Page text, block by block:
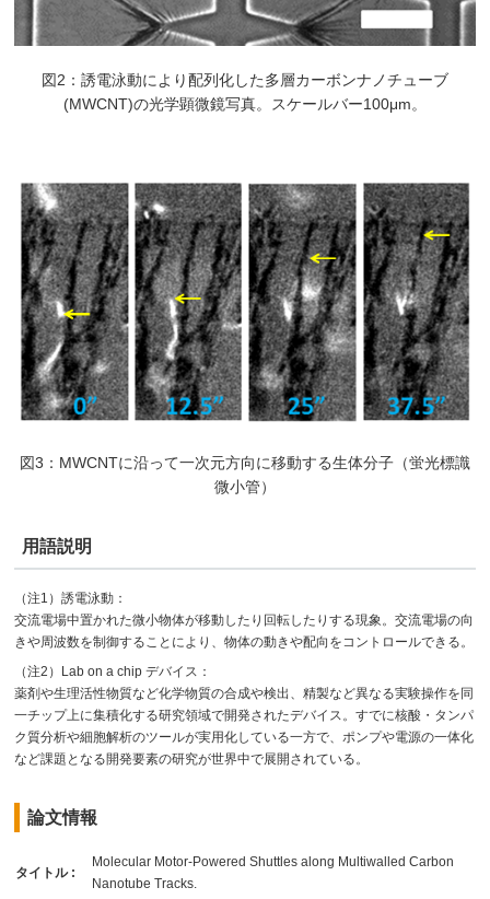
図2：誘電泳動により配列化した多層カーボンナノチューブ
(MWCNT)の光学顕微鏡写真。スケールバー100μm。
図3：MWCNTに沿って一次元方向に移動する生体分子（蛍光標識
微小管）
用語説明
（注1）誘電泳動：
交流電場中置かれた微小物体が移動したり回転したりする現象。交流電場の向
きや周波数を制御することにより、物体の動きや配向をコントロールできる。
（注2）Lab on a chip デバイス：
薬剤や生理活性物質など化学物質の合成や検出、精製など異なる実験操作を同
一チップ上に集積化する研究領域で開発されたデバイス。すでに核酸・タンパ
ク質分析や細胞解析のツールが実用化している一方で、ポンプや電源の一体化
など課題となる開発要素の研究が世界中で展開されている。
論文情報
タイトル :
Molecular Motor-Powered Shuttles along Multiwalled Carbon
Nanotube Tracks.